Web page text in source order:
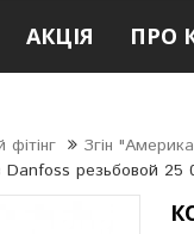
АКЦІЯ ПРО
Згін
резьбовой 25